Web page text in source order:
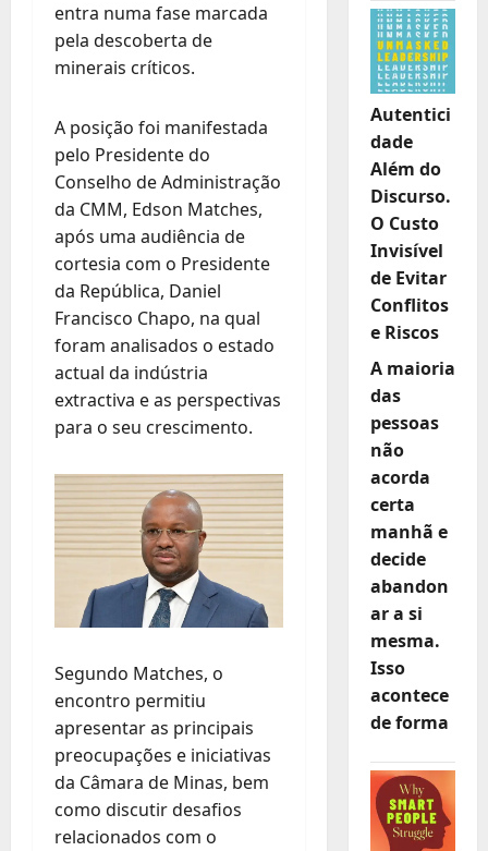
entra numa fase marcada
pela descoberta de
minerais críticos.
A posição foi manifestada
pelo Presidente do
Conselho de Administração
da CMM, Edson Matches,
após uma audiência de
cortesia com o Presidente
da República, Daniel
Francisco Chapo, na qual
foram analisados o estado
actual da indústria
extractiva e as perspectivas
para o seu crescimento.
Segundo Matches, o
encontro permitiu
apresentar as principais
preocupações e iniciativas
da Câmara de Minas, bem
como discutir desafios
relacionados com o
Autentici
dade
Além do
Discurso.
O Custo
Invisível
de Evitar
Conflitos
e Riscos
A maioria
das
pessoas
não
acorda
certa
manhã e
decide
abandon
ar a si
mesma.
Isso
acontece
de forma